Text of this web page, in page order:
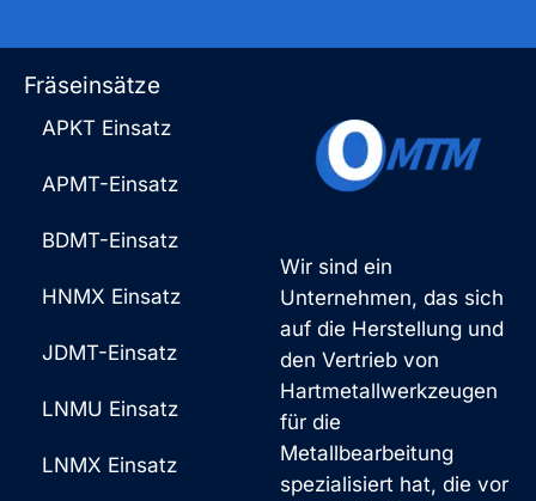
Wir sind ein
Unternehmen, das sich
auf die Herstellung und
den Vertrieb von
Hartmetallwerkzeugen
für die
Metallbearbeitung
spezialisiert hat, die vor
Fräseinsätze
APKT Einsatz
APMT-Einsatz
BDMT-Einsatz
HNMX Einsatz
JDMT-Einsatz
LNMU Einsatz
LNMX Einsatz